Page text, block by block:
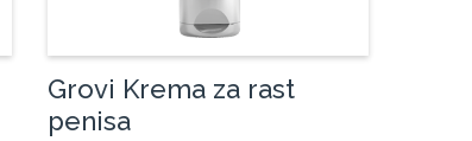
Grovi Krema za rast
penisa